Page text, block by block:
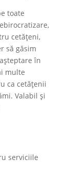
toate
cetățeni,
să găsim
în
multe
ca cetățenii
Valabil și
serviciile